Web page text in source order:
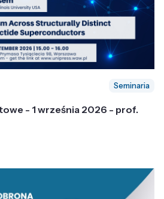
Seminaria
- 1 września 2026 - prof.